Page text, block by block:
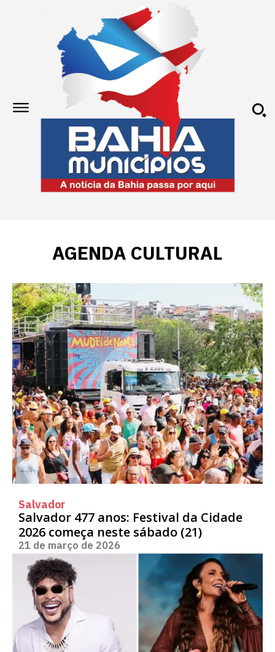
AGENDA CULTURAL
Salvador
Salvador 477 anos: Festival da Cidade
2026 começa neste sábado (21)
21 de março de 2026